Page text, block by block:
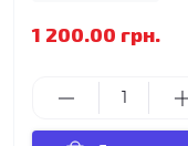
1 200.00 грн.